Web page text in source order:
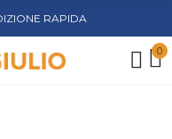
RAPIDA
0